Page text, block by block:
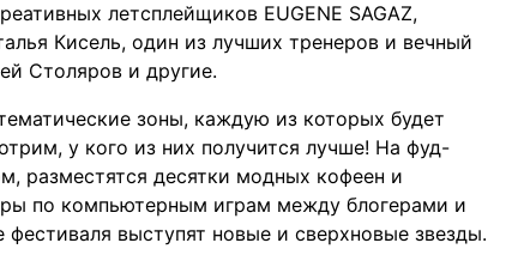
летсплейщиков EUGENE SAGAZ,
Кисель, один из лучших тренеров и вечный
Столяров и другие.
зоны, каждую из которых будет
у кого из них получится лучше! На фуд-
разместятся десятки модных кофеен и
по компьютерным играм между блогерами и
выступят новые и сверхновые звезды.